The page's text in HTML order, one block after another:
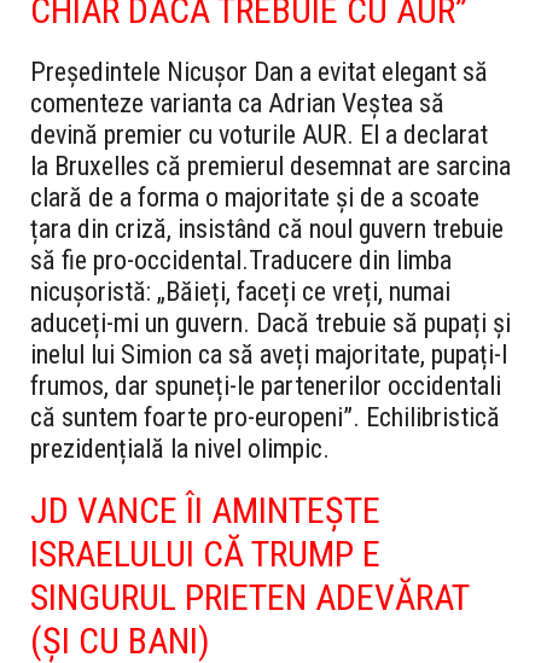
CHIAR DACĂ TREBUIE CU AUR”
Președintele Nicușor Dan a evitat elegant să
comenteze varianta ca Adrian Veștea să
devină premier cu voturile AUR. El a declarat
la Bruxelles că premierul desemnat are sarcina
clară de a forma o majoritate și de a scoate
țara din criză, insistând că noul guvern trebuie
să fie pro-occidental.Traducere din limba
nicușoristă: „Băieți, faceți ce vreți, numai
aduceți-mi un guvern. Dacă trebuie să pupați și
inelul lui Simion ca să aveți majoritate, pupați-l
frumos, dar spuneți-le partenerilor occidentali
că suntem foarte pro-europeni”. Echilibristică
prezidențială la nivel olimpic.
JD VANCE ÎI AMINTEȘTE
ISRAELULUI CĂ TRUMP E
SINGURUL PRIETEN ADEVĂRAT
(ȘI CU BANI)